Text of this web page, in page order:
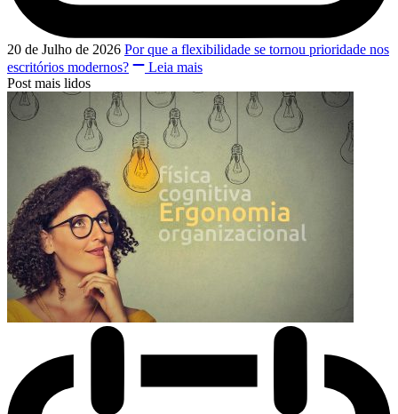
20 de Julho de 2026 Por que a flexibilidade se tornou prioridade nos
escritórios modernos?
Leia mais
Post mais lidos